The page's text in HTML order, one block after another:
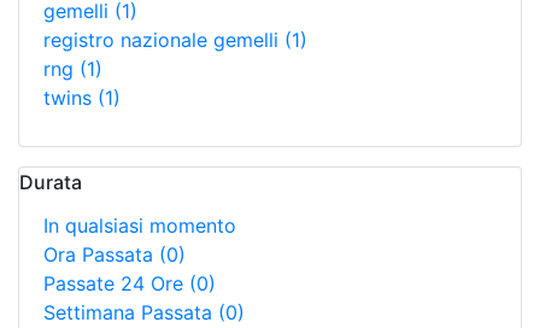
gemelli (1)
registro nazionale gemelli (1)
rng (1)
twins (1)
Durata
In qualsiasi momento
Ora Passata (0)
Passate 24 Ore (0)
Settimana Passata (0)